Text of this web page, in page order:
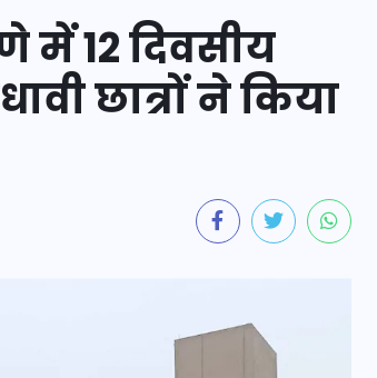
में 12 दिवसीय
छात्रों ने किया